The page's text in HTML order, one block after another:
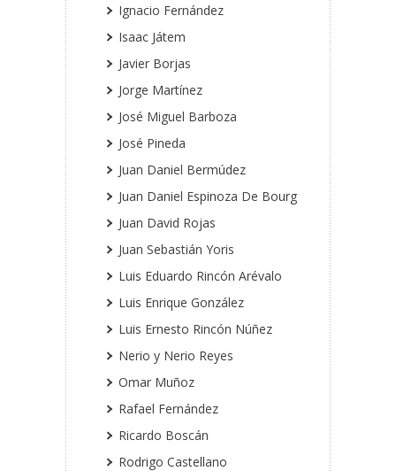
Ignacio Fernández
Isaac Játem
Javier Borjas
Jorge Martínez
José Miguel Barboza
José Pineda
Juan Daniel Bermúdez
Juan Daniel Espinoza De Bourg
Juan David Rojas
Juan Sebastián Yoris
Luis Eduardo Rincón Arévalo
Luis Enrique González
Luis Ernesto Rincón Núñez
Nerio y Nerio Reyes
Omar Muñoz
Rafael Fernández
Ricardo Boscán
Rodrigo Castellano